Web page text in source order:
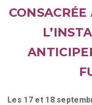
Les 17 et 18